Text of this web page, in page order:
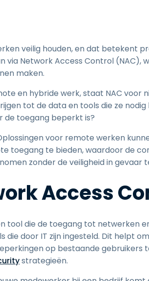
veilig houden, en dat betekent
via Network Access Control (NAC),
maken.
en hybride werk, staat NAC voor
tot de data en tools die ze
toegang beperkt is?
voor remote werken
toegang te bieden, waardoor de
zonder de veiligheid in gevaar
Access
tool die de toegang tot netwerken
die door IT zijn ingesteld. Dit helpt
op bestaande gebruikers
strategieën.